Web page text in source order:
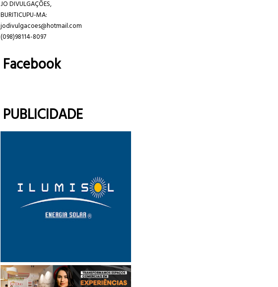
JO DIVULGAÇÕES,
BURITICUPU-MA:
jodivulgacoes@hotmail.com
(098)98114-8097
Facebook
PUBLICIDADE